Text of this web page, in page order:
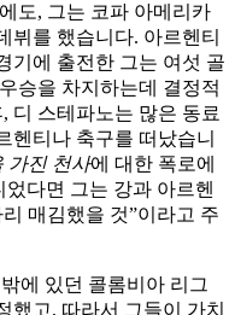
도, 그는 코파 아메리카
뷔를 했습니다. 아르헨티
기에 출전한 그는 여섯 골
승을 차지하는데 결정적
디 스테파노는 많은 동료
헨티나 축구를 떠났습니
가진 천사에 대한 폭로에
다면 그는 강과 아르헨
매김했을 것”이라고 주
에 있던 콜롬비아 리그
했고, 따라서 그들이 가치